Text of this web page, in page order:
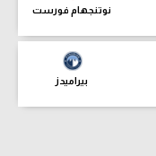
نوتنجهام فورست
بيراميدز